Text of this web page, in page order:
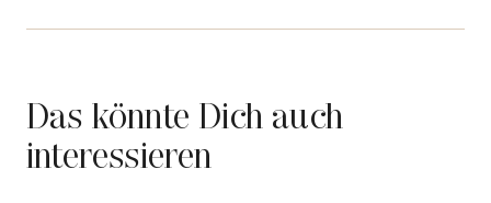
Das könnte Dich auch
interessieren